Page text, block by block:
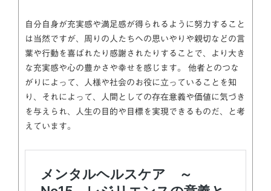
自分自身が充実感や満足感が得られるように努力すること
は当然ですが、周りの人たちへの思いやりや親切などの言
葉や行動を喜ばれたり感謝されたりすることで、より大き
な充実感や心の豊かさや幸せを感じます。 他者とのつな
がりによって、人様や社会のお役に立っていることを知
り、それによって、人間としての存在意義や価値に気づき
を与えられ、人生の目的や目標を実現できるものだ、と考
えています。